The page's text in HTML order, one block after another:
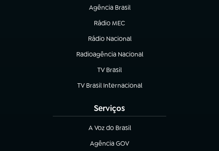
Agência Brasil
(abre em nova aba)
Rádio MEC
(abre em nova aba)
Rádio Nacional
Radioagência Nacional
(abre em nova aba)
TV Brasil
(abre em nova aba)
TV Brasil Internacional
(abre em nova aba)
Serviços
A Voz do Brasil
(abre em nova aba)
Agência GOV
(abre em nova aba)